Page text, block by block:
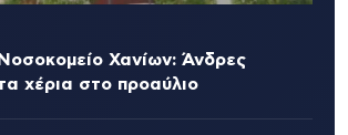
Χανίων: Άνδρες
χέρια στο προαύλιο